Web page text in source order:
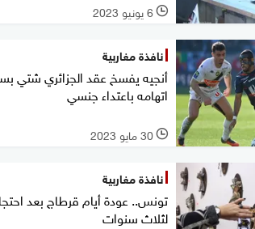
l 6 يونيو 2023
نافذة مغاربية
أنجيه يفسخ عقد الجزائري شتي
اتهامه باعتداء جنسي
l 30 مايو 2023
نافذة مغاربية
تونس.. عودة أيام قرطاج بعد
لثلاث سنوات